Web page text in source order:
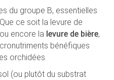
du groupe B, essentielles
ce soit la levure de
encore la levure de bière,
bénéfiques
orchidées.
(ou plutôt du substrat